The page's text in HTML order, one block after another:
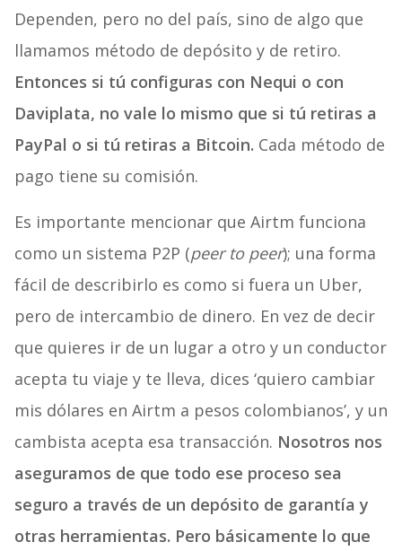
Dependen, pero no del país, sino de algo que
llamamos método de depósito y de retiro.
Entonces si tú configuras con Nequi o con
Daviplata, no vale lo mismo que si tú retiras a
PayPal o si tú retiras a Bitcoin. Cada método de
pago tiene su comisión.
Es importante mencionar que Airtm funciona
como un sistema P2P (peer to peer); una forma
fácil de describirlo es como si fuera un Uber,
pero de intercambio de dinero. En vez de decir
que quieres ir de un lugar a otro y un conductor
acepta tu viaje y te lleva, dices ‘quiero cambiar
mis dólares en Airtm a pesos colombianos’, y un
cambista acepta esa transacción. Nosotros nos
aseguramos de que todo ese proceso sea
seguro a través de un depósito de garantía y
otras herramientas. Pero básicamente lo que